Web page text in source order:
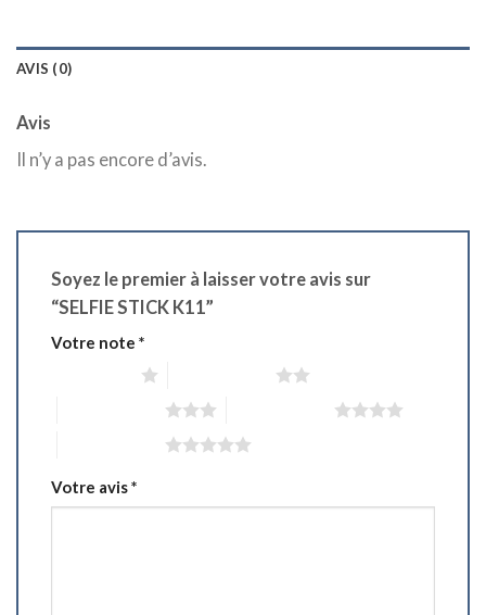
AVIS (0)
Avis
Il n’y a pas encore d’avis.
Soyez le premier à laisser votre avis sur
“SELFIE STICK K11”
Votre note *
Votre avis*